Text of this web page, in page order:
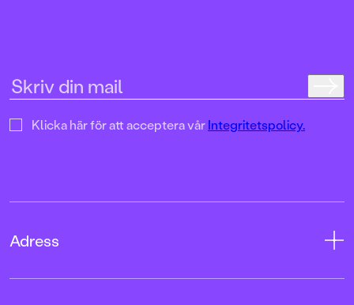
Klicka här för att acceptera vårIntegritetspolicy.
Adress